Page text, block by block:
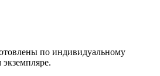
по индивидуальному